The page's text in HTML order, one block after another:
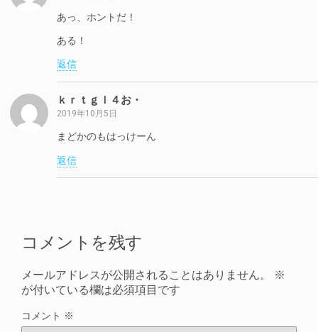
あっ、ホントだ！
ある！
返信
ｋｒｔｇｌ４お・
2019年10月5日
まどかのもはっけーん
返信
コメントを残す
メールアドレスが公開されることはありません。
※
が付いている欄は必須項目です
コメント ※